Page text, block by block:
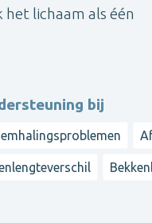
lichaam als één
bij